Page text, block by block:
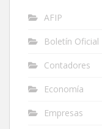
AFIP
Boletín Oficial
Contadores
Economía
Empresas